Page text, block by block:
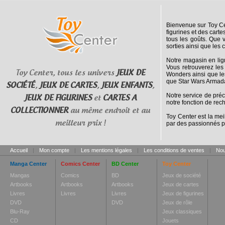
Toy Center, tous les univers JEUX DE
SOCIÉTÉ, JEUX DE CARTES, JEUX ENFANTS,
JEUX DE FIGURINESet CARTES A
COLLECTIONNERau même endroit et au
meilleur prix !
Bienvenue sur Toy
figurines et des
tous les goûts. Que
sorties ainsi que les
Notre magasin en
Vous retrouverez
Wonders ainsi que
que Star Wars
Notre service de
notre fonction de
Toy Center est la
par des passionnés
Accueil | Mon compte | Les mentions légales | Les conditions de ventes |
Manga Center
Mangas
Artbooks
Livres
DVD
Blu-Ray
CD
Comics Center
Comics
Artbooks
Livres
BD Center
BD
Artbooks
Livres
DVD
Toy Center
Jeux de société
Jeux de cartes
Jeux de figurines
Jeux de rôle
Jeux classiques
Jouets